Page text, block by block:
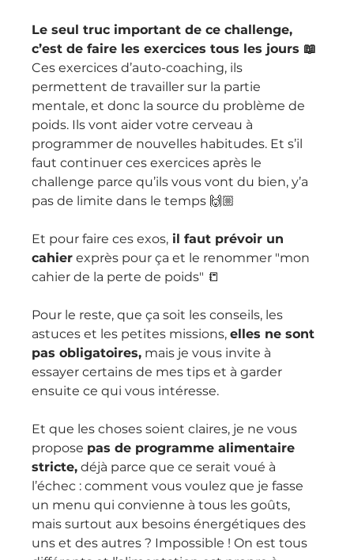
Le seul truc important de ce challenge,
c’est de faire les exercices tous les jours 📖
Ces exercices d’auto-coaching, ils
permettent de travailler sur la partie
mentale, et donc la source du problème de
poids. Ils vont aider votre cerveau à
programmer de nouvelles habitudes. Et s’il
faut continuer ces exercices après le
challenge parce qu’ils vous vont du bien, y’a
pas de limite dans le temps 🙌🏼
Et pour faire ces exos, il faut prévoir un
cahier exprès pour ça et le renommer "mon
cahier de la perte de poids" 📒
Pour le reste, que ça soit les conseils, les
astuces et les petites missions, elles ne sont
pas obligatoires, mais je vous invite à
essayer certains de mes tips et à garder
ensuite ce qui vous intéresse.
Et que les choses soient claires, je ne vous
propose pas de programme alimentaire
stricte, déjà parce que ce serait voué à
l’échec : comment vous voulez que je fasse
un menu qui convienne à tous les goûts,
mais surtout aux besoins énergétiques des
uns et des autres ? Impossible ! On est tous